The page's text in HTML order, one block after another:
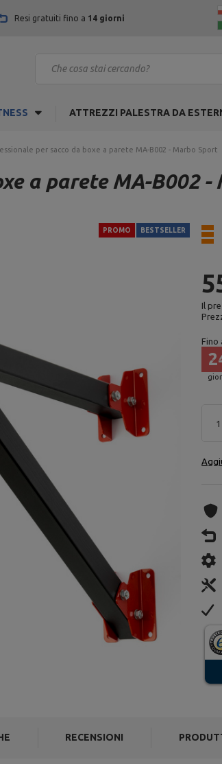
Resi gratuiti fino a 14 giorni
ATTREZZI PALESTRA DA
per sacco da boxe a parete MA-B002 - Marbo Sport
a parete MA-B002 -
PROMO BESTSELLER
Il
Fino
RECENSIONI